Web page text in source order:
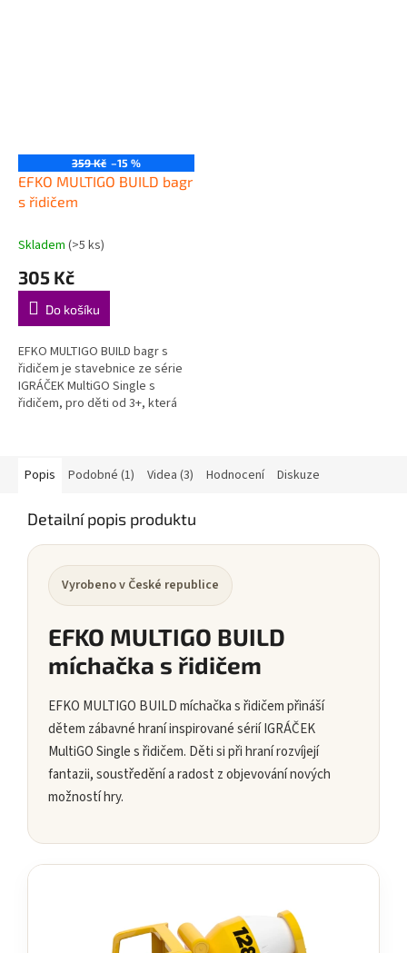
359 Kč –15 %
EFKO MULTIGO BUILD bagr
s řidičem
Skladem (>5 ks)
305 Kč
Do košíku
EFKO MULTIGO BUILD bagr s
řidičem je stavebnice ze série
IGRÁČEK MultiGO Single s
řidičem, pro děti od 3+, která
Popis Podobné (1) Videa (3) Hodnocení Diskuze
Detailní popis produktu
Vyrobeno v České republice
EFKO MULTIGO BUILD
míchačka s řidičem
EFKO MULTIGO BUILD míchačka s řidičem přináší
dětem zábavné hraní inspirované sérií IGRÁČEK
MultiGO Single s řidičem. Děti si při hraní rozvíjejí
fantazii, soustředění a radost z objevování nových
možností hry.